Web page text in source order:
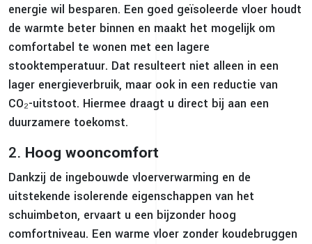
energie wil besparen. Een goed geïsoleerde vloer houdt
de warmte beter binnen en maakt het mogelijk om
comfortabel te wonen met een lagere
stooktemperatuur. Dat resulteert niet alleen in een
lager energieverbruik, maar ook in een reductie van
CO₂-uitstoot. Hiermee draagt u direct bij aan een
duurzamere toekomst.
2. Hoog wooncomfort
Dankzij de ingebouwde vloerverwarming en de
uitstekende isolerende eigenschappen van het
schuimbeton, ervaart u een bijzonder hoog
comfortniveau. Een warme vloer zonder koudebruggen